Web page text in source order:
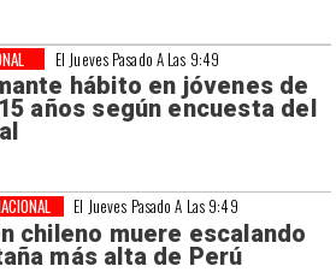
El Jueves Pasado A Las 9:49
hábito en jóvenes de
años según encuesta del
El Jueves Pasado A Las 9:49
chileno muere escalando
más alta de Perú